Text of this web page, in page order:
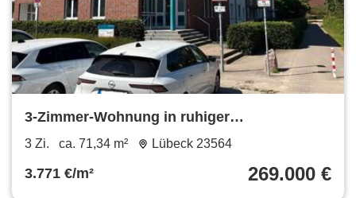
3-Zimmer-Wohnung in ruhiger
Sackgassenlage in Lübeck Marli
3 Zi. ca. 71,34 m² Lübeck 23564
3.771 €/m² 269.000 €